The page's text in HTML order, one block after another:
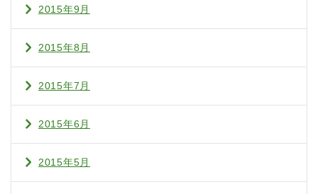
2015年9月
2015年8月
2015年7月
2015年6月
2015年5月